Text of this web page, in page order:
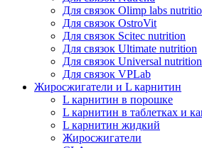
Для связок Olimp labs
Для связок OstroVit
Для связок Scitec nutrition
Для связок Ultimate nutrition
Для связок Universal nutrition
Для связок VPLab
Жиросжигатели и L карнитин
L карнитин в порошке
L карнитин в таблетках и
L карнитин жидкий
Жиросжигатели